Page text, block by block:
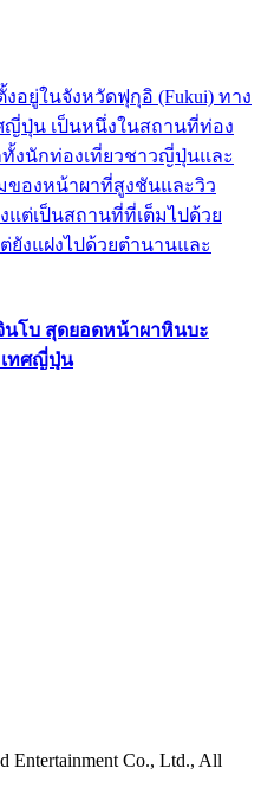
อยู่ในจังหวัดฟุกุอิ (Fukui) ทาง
ปุ่น เป็นหนึ่งในสถานที่ท่อง
งนักท่องเที่ยวชาวญี่ปุ่นและ
ของหน้าผาที่สูงชันและวิว
ต่เป็นสถานที่ที่เต็มไปด้วย
งแฝงไปด้วยตำนานและ
นโบ สุดยอดหน้าผาหินบะ
ทศญี่ปุ่น
Entertainment Co., Ltd., All